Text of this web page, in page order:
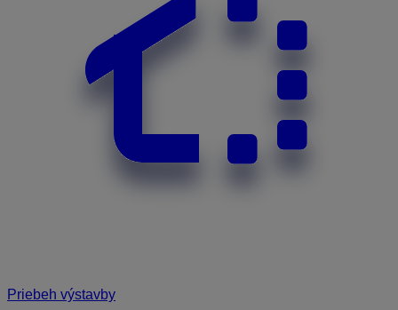
Priebeh výstavby